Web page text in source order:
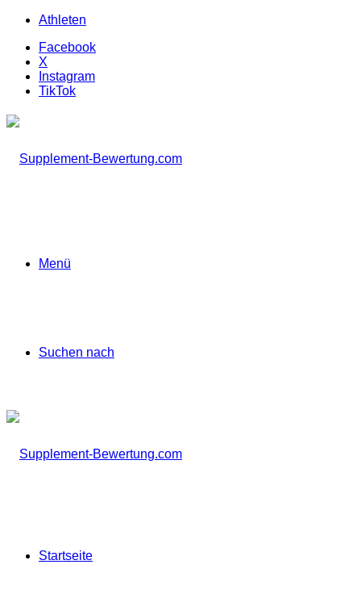
Athleten
Facebook
X
Instagram
TikTok
Menü
Suchen nach
Startseite